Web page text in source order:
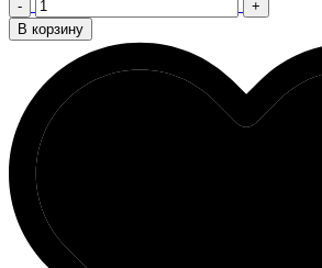
-
+
В корзину